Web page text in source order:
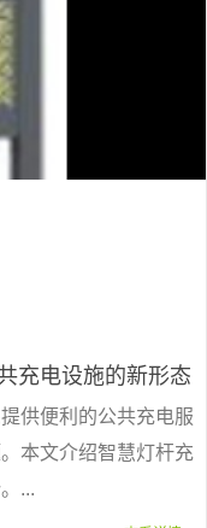
充电设施的新形态
供便利的公共充电服
本文介绍智慧灯杆充
...